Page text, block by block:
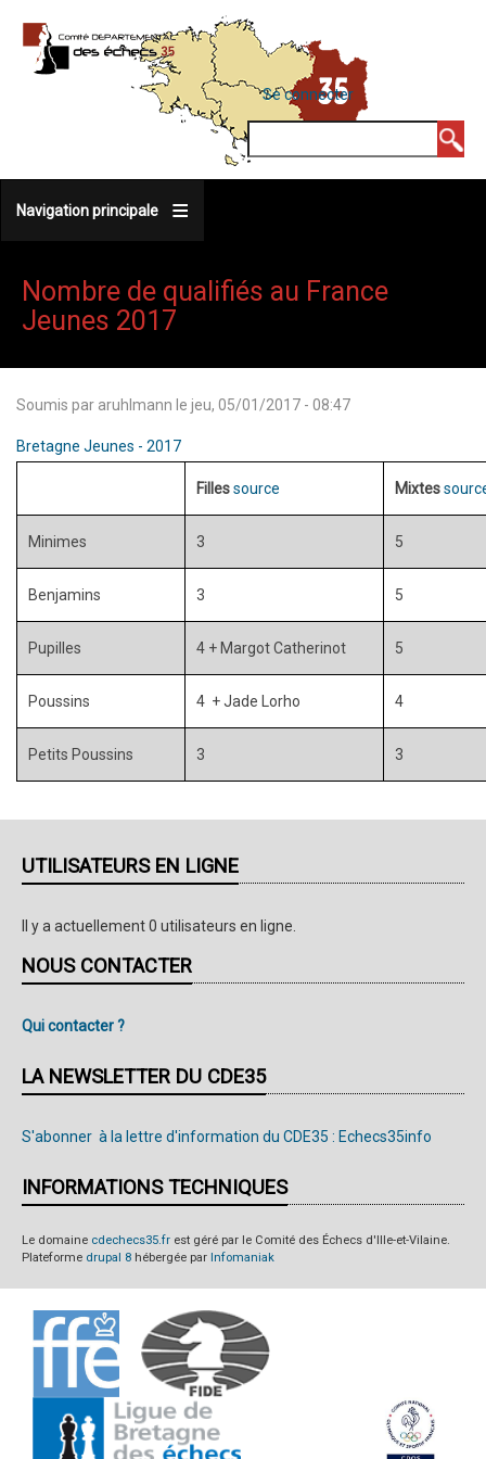
contenu
MENU
DU
COMPTE
DE
Se connecter
Navigation principale
Nombre de qualifiés au France
Jeunes 2017
Soumis par aruhlmann le jeu, 05/01/2017 - 08:47
Bretagne Jeunes - 2017
Fillessource Mixtes
Minimes 3 5
Benjamins 3 5
Pupilles 4 + Margot Catherinot 5
Poussins 4 + Jade Lorho 4
Petits Poussins 3 3
UTILISATEURS EN LIGNE
Il y a actuellement 0 utilisateurs en ligne.
NOUS CONTACTER
Qui contacter ?
LA NEWSLETTER DU CDE35
S'abonner à la lettre d'information du CDE35 : Echecs35info
INFORMATIONS TECHNIQUES
Le domaine cdechecs35.fr est géré par le Comité des Échecs d'Ille-et-Vilaine.
Plateforme drupal 8 hébergée par Infomaniak